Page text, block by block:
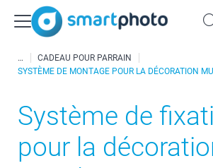
CADEAU POUR PARRAIN
SYSTÈME DE MONTAGE POUR LA DÉCORATION
Système de
pour la